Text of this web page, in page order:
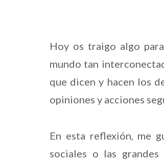
Hoy os traigo algo
mundo tan
que dicen y hacen los
opiniones y acciones
En esta reflexión, me
sociales o las